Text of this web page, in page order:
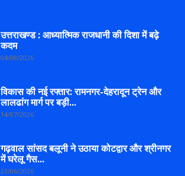
उत्तराखण्ड : आध्यात्मिक राजधानी की दिशा में बढ़े
कदम
04/08/2026
विकास की नई रफ्तार: रामनगर-देहरादून ट्रेन और
लालढांग मार्ग पर बड़ी...
14/07/2026
गढ़वाल सांसद बलूनी ने उठाया कोटद्वार और श्रीनगर
में घरेलू गैस...
23/06/2026